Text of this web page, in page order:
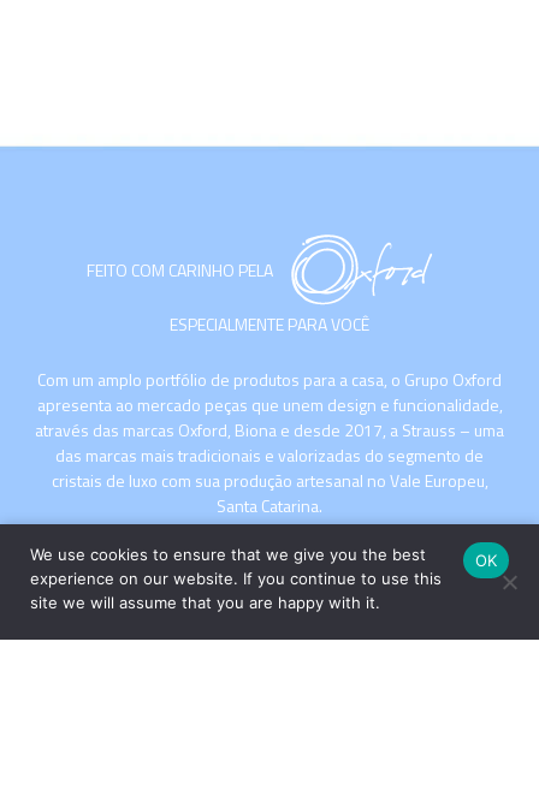
FEITO COM CARINHO PELA
ESPECIALMENTE PARA VOCÊ
Com um amplo portfólio de produtos para a casa, o Grupo Oxford
apresenta ao mercado peças que unem design e funcionalidade,
através das marcas Oxford, Biona e desde 2017, a Strauss – uma
das marcas mais tradicionais e valorizadas do segmento de
cristais de luxo com sua produção artesanal no Vale Europeu,
Santa Catarina.
We use cookies to ensure that we give you the best
experience on our website. If you continue to use this
site we will assume that you are happy with it.
OK